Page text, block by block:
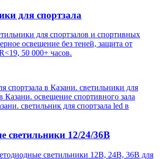
для спортзала
для спортзалов и спортивных
освещение без теней, защита от
50 000+ часов.
спортзала в Казани. светильники для
Казани. освещение спортивного зала
светильник для спортзала led в
светильники 12/24/36В
светильники 12В, 24В, 36В для